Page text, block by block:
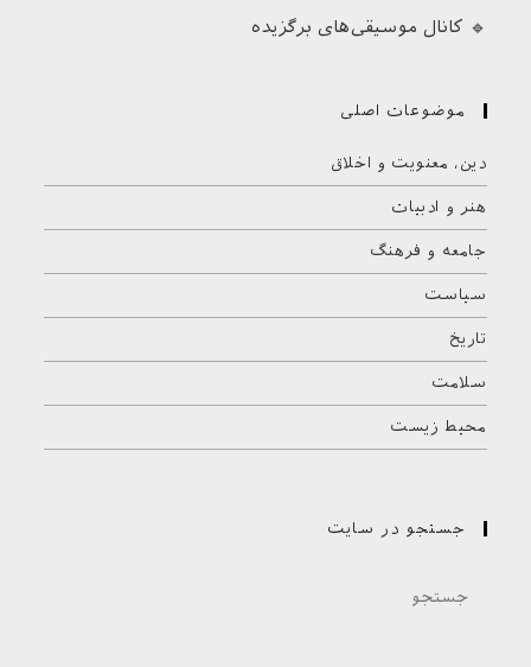
🔹 کانال موسیقی‌های برگزیده
موضوعات اصلی
دین، معنویت و اخلاق
هنر و ادبیات
جامعه و فرهنگ
سیاست
تاریخ
سلامت
محیط زیست
جستجو در سایت